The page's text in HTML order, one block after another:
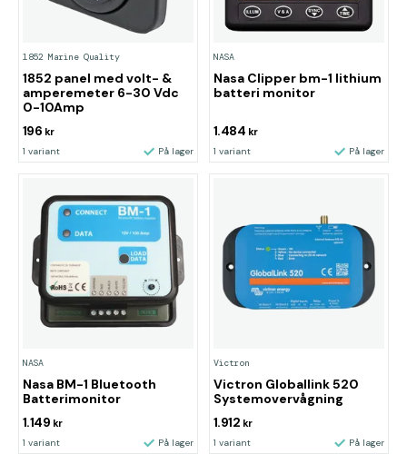
1852 Marine Quality
1852 panel med volt- &
amperemeter 6-30 Vdc
0-10Amp
196 kr
1 variant På lager
NASA
Nasa Clipper bm-1 lithium
batteri monitor
1.484 kr
1 variant På lager
NASA
Nasa BM-1 Bluetooth
Batterimonitor
1.149 kr
1 variant På lager
Victron
Victron Globallink 520
Systemovervågning
1.912 kr
1 variant På lager